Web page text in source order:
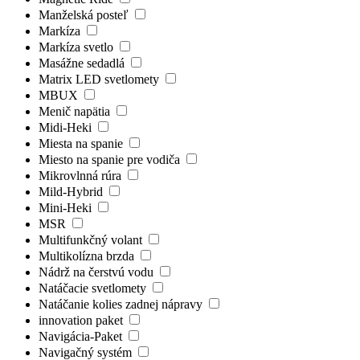
Manželská posteľ
Markíza
Markíza svetlo
Masážne sedadlá
Matrix LED svetlomety
MBUX
Menič napätia
Midi-Heki
Miesta na spanie
Miesto na spanie pre vodiča
Mikrovlnná rúra
Mild-Hybrid
Mini-Heki
MSR
Multifunkčný volant
Multikolízna brzda
Nádrž na čerstvú vodu
Natáčacie svetlomety
Natáčanie kolies zadnej nápravy
innovation paket
Navigácia-Paket
Navigačný systém